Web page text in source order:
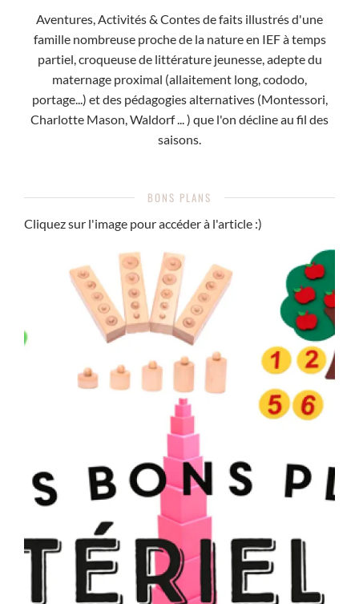
Aventures, Activités & Contes de faits illustrés d'une
famille nombreuse proche de la nature en IEF à temps
partiel, croqueuse de littérature jeunesse, adepte du
maternage proximal (allaitement long, cododo,
portage...) et des pédagogies alternatives (Montessori,
Charlotte Mason, Waldorf ... ) que l'on décline au fil des
saisons.
BONS PLANS
Cliquez sur l'image pour accéder à l'article :)